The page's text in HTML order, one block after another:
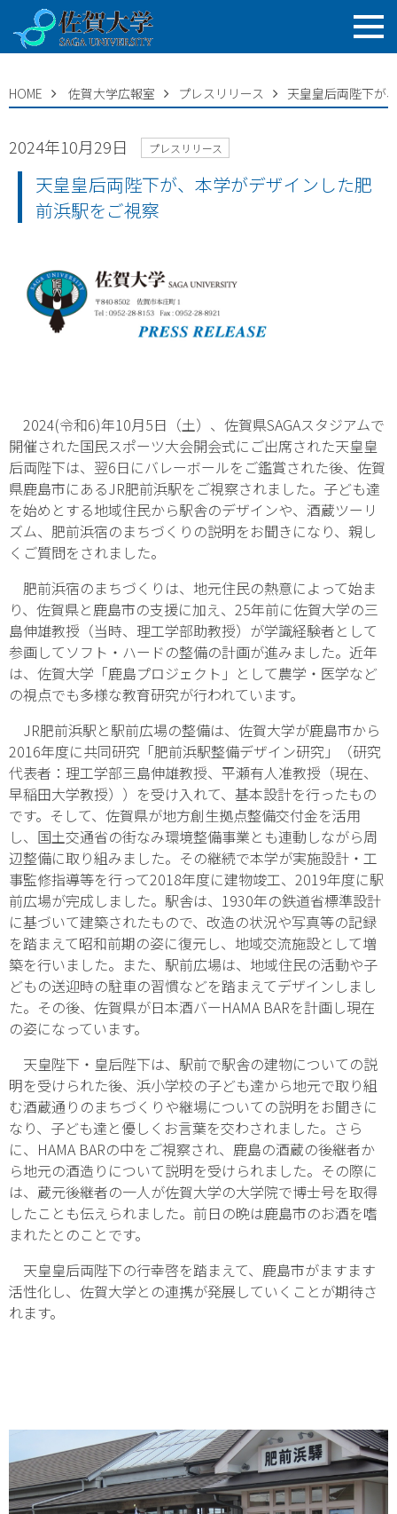
HOME 佐賀大学広報室 プレスリリース 天皇皇后両陛下が
2024年10月29日 プレスリリース
天皇皇后両陛下が、本学がデザインした肥
前浜駅をご視察
2024(令和6)年10月5日（土）、佐賀県SAGAスタジアムで
開催された国民スポーツ大会開会式にご出席された天皇皇
后両陛下は、翌6日にバレーボールをご鑑賞された後、佐賀
県鹿島市にあるJR肥前浜駅をご視察されました。子ども達
を始めとする地域住民から駅舎のデザインや、酒蔵ツーリ
ズム、肥前浜宿のまちづくりの説明をお聞きになり、親し
くご質問をされました。
肥前浜宿のまちづくりは、地元住民の熱意によって始ま
り、佐賀県と鹿島市の支援に加え、25年前に佐賀大学の三
島伸雄教授（当時、理工学部助教授）が学識経験者として
参画してソフト・ハードの整備の計画が進みました。近年
は、佐賀大学「鹿島プロジェクト」として農学・医学など
の視点でも多様な教育研究が行われています。
JR肥前浜駅と駅前広場の整備は、佐賀大学が鹿島市から
2016年度に共同研究「肥前浜駅整備デザイン研究」（研究
代表者：理工学部三島伸雄教授、平瀬有人准教授（現在、
早稲田大学教授））を受け入れて、基本設計を行ったもの
です。そして、佐賀県が地方創生拠点整備交付金を活用
し、国土交通省の街なみ環境整備事業とも連動しながら周
辺整備に取り組みました。その継続で本学が実施設計・工
事監修指導等を行って2018年度に建物竣工、2019年度に駅
前広場が完成しました。駅舎は、1930年の鉄道省標準設計
に基づいて建築されたもので、改造の状況や写真等の記録
を踏まえて昭和前期の姿に復元し、地域交流施設として増
築を行いました。また、駅前広場は、地域住民の活動や子
どもの送迎時の駐車の習慣などを踏まえてデザインしまし
た。その後、佐賀県が日本酒バーHAMA BARを計画し現在
の姿になっています。
天皇陛下・皇后陛下は、駅前で駅舎の建物についての説
明を受けられた後、浜小学校の子ども達から地元で取り組
む酒蔵通りのまちづくりや継場についての説明をお聞きに
なり、子ども達と優しくお言葉を交わされました。さら
に、HAMA BARの中をご視察され、鹿島の酒蔵の後継者か
ら地元の酒造りについて説明を受けられました。その際に
は、蔵元後継者の一人が佐賀大学の大学院で博士号を取得
したことも伝えられました。前日の晩は鹿島市のお酒を嗜
まれたとのことです。
天皇皇后両陛下の行幸啓を踏まえて、鹿島市がますます
活性化し、佐賀大学との連携が発展していくことが期待さ
れます。